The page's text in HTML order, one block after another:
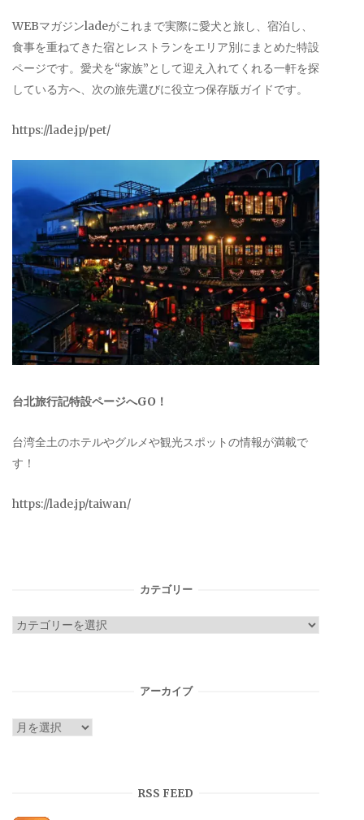
WEBマガジンladeがこれまで実際に愛犬と旅し、宿泊し、
食事を重ねてきた宿とレストランをエリア別にまとめた特設
ページです。愛犬を“家族”として迎え入れてくれる一軒を探
している方へ、次の旅先選びに役立つ保存版ガイドです。
https://lade.jp/pet/
台北旅行記特設ページへGO！
台湾全土のホテルやグルメや観光スポットの情報が満載で
す！
https://lade.jp/taiwan/
カテゴリー
カ
アーカイブ
ア
RSS FEED